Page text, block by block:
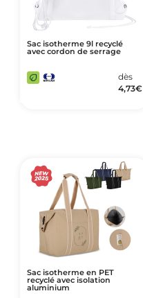
Sac isotherme 9l recyclé
avec cordon de serrage
dès
4,73€
Sac isotherme en PET
recyclé avec isolation
aluminium